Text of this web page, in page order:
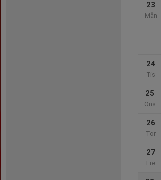
23
Mån
24
Tis
25
Ons
26
Tor
27
Fre